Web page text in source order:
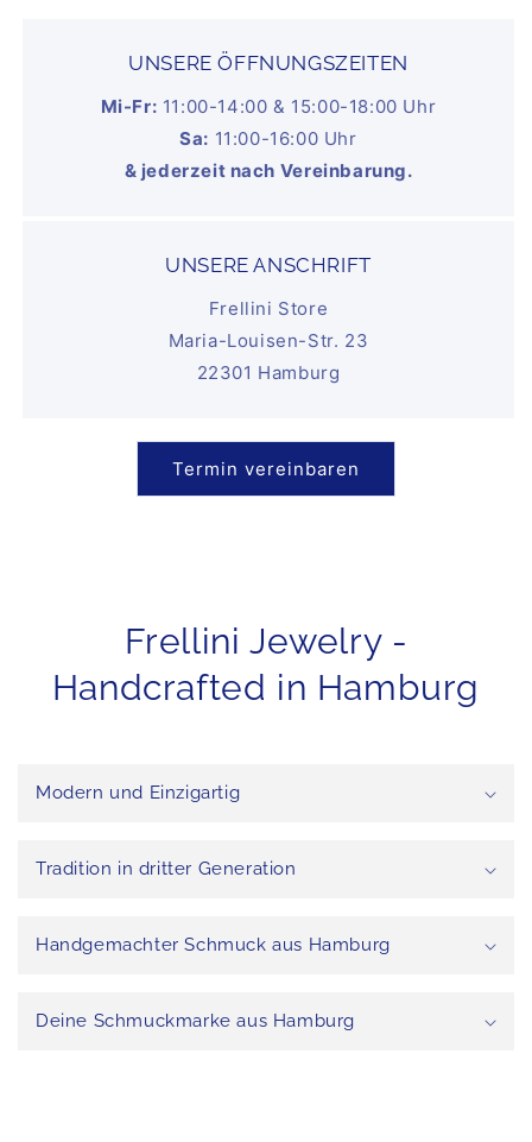
UNSERE ÖFFNUNGSZEITEN
Mi-Fr: 11:00-14:00 & 15:00-18:00 Uhr
Sa: 11:00-16:00 Uhr
& jederzeit nach Vereinbarung.
UNSERE ANSCHRIFT
Frellini Store
Maria-Louisen-Str. 23
22301 Hamburg
Termin vereinbaren
Frellini Jewelry -
Handcrafted in Hamburg
Modern und Einzigartig
Tradition in dritter Generation
Handgemachter Schmuck aus Hamburg
Deine Schmuckmarke aus Hamburg